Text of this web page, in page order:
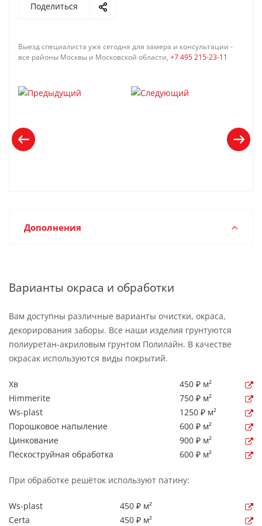
Поделиться
Выезд специалиста уже сегодня для замера и консультации -
все районы Москвы и Московской области, +7 495 215-23-11
Дополнения
Варианты окраса и обработки
Вам доступны различные варианты очистки, окраса,
декорирования заборы. Все наши изделия грунтуются
полиуретан-акриловым грунтом Полилайн. В качестве
окрасак используются виды покрытий.
Хв
450 ₽ м²
Himmerite
750 ₽ м²
Ws-plast
1250 ₽ м²
Порошковое напыление
600 ₽ м²
Цинкование
900 ₽ м²
Пескоструйная обработка
600 ₽ м²
При обработке решёток используют патину:
Ws-plast
450 ₽ м²
Certa
450 ₽ м²